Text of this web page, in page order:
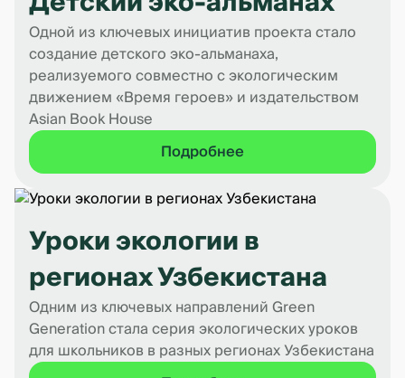
Одной из ключевых инициатив проекта стало
создание детского эко-альманаха,
реализуемого совместно с экологическим
движением «Время героев» и издательством
Asian Book House
Подробнее
Уроки экологии в
регионах Узбекистана
Одним из ключевых направлений Green
Generation стала серия экологических уроков
для школьников в разных регионах Узбекистана